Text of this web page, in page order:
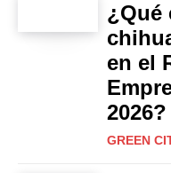
¿Qué
en el
2026?
GREEN